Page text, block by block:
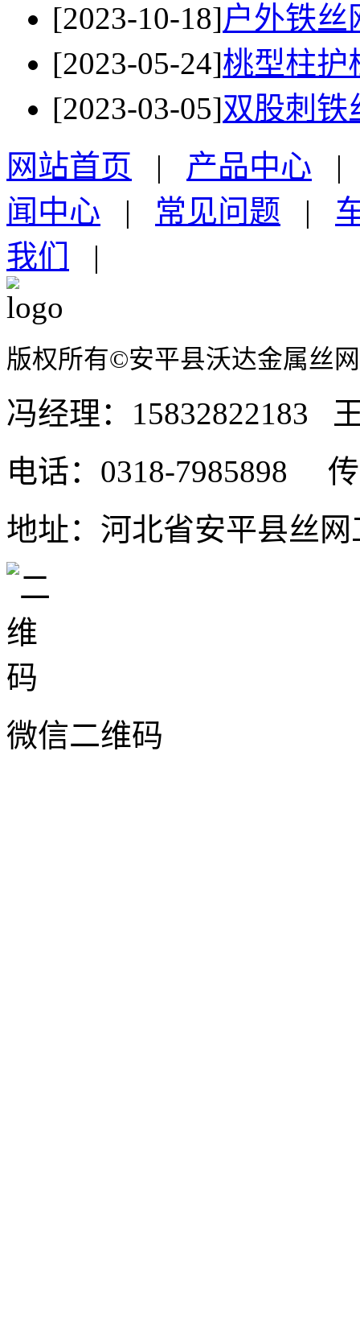
[2023-10-18]户外铁丝
[2023-05-24]桃型柱护
[2023-03-05]双股刺铁
网站首页 | 产品中心
闻中心 | 常见问题 |
我们
|
版权所有©安平县沃达金属丝
冯经理：15832822183
电话：0318-7985898 传
地址：河北省安平县丝
微信二维码